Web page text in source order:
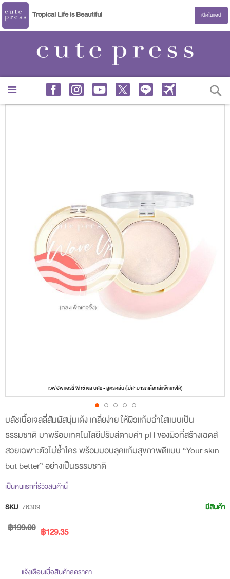
Tropical Life is Beautiful เปิดในแอป
บลัชเนื้อเจลลี่สัมผัสนุ่มเด้ง เกลี่ยง่าย ให้ผิวแก้มฉ่ำใสแบบเป็น
ธรรมชาติ มาพร้อมเทคโนโลยีปรับสีตามค่า pH ของผิวที่สร้างเฉดสี
สวยเฉพาะตัวไม่ซ้ำใคร พร้อมมอบลุคแก้มสุขภาพดีแบบ “Your skin
but better” อย่างเป็นธรรมชาติ
เป็นคนแรกที่รีวิวสินค้านี้
มีสินค้า
SKU 76309
฿129.35
฿199.00
แจ้งเตือนเมื่อสินค้าลดราคา
เวฟ อัพ แอร์รี่ ฟิกซ์ เจล บลัช - สูตรคลีน (ไม่สามารถเลือกสีแพ็กเกจได้)
Skip
to
the
beginning
of
images
gallery